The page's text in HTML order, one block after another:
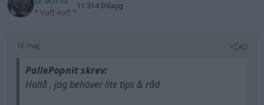
* Voff voff *
11 314 Inlägg
16 maj #2
PallePopnit skrev:
Hallå , jag behöver lite tips & råd